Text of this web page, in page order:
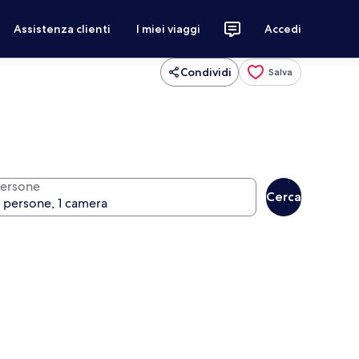
Assistenza clienti I miei viaggi Accedi
Condividi Salva
Cerca